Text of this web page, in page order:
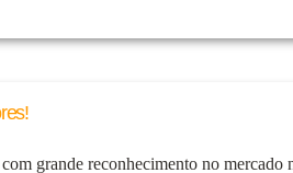
grande reconhecimento no mercado